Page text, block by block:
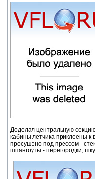
Доделал центральную
кабины летчика приклеены
просушено под прессом -
шпангоуты - перегородки,